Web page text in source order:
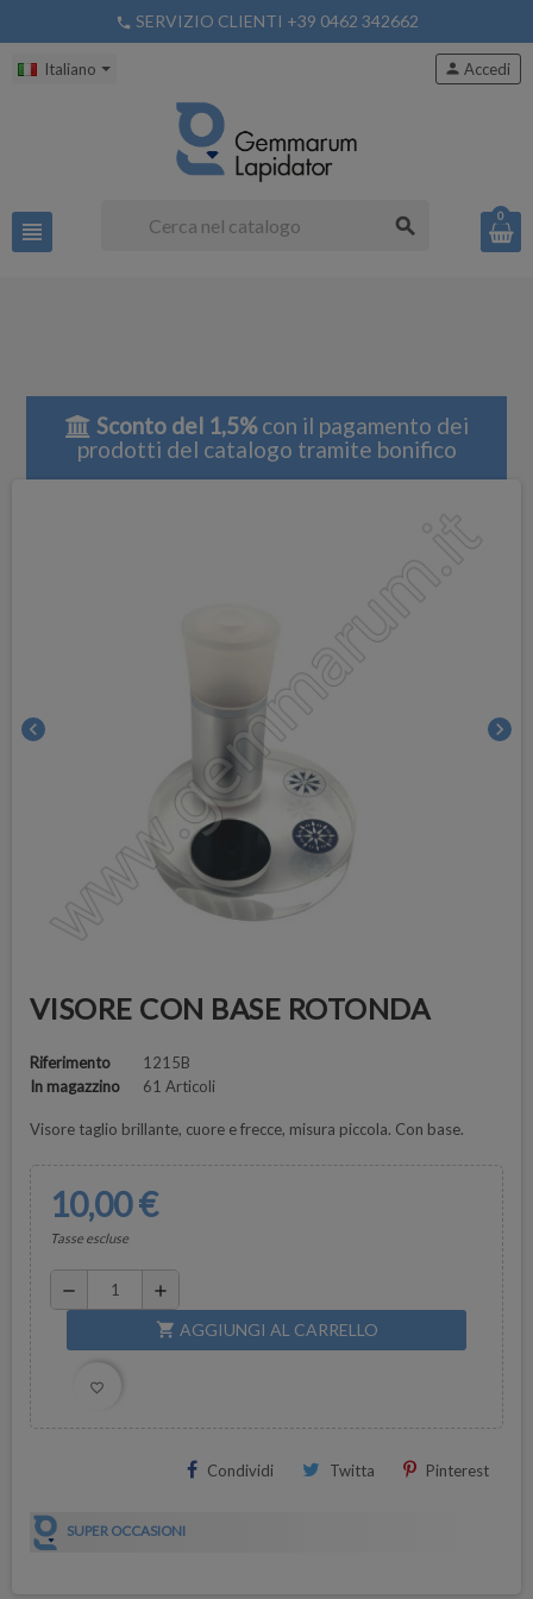
phone SERVIZIO CLIENTI +39 0462 342662
Italiano
view_headline search
person Accedi
0
Sconto del 1,5%con il pagamento dei
prodotti del catalogo tramite bonifico
chevron_left chevron_right
VISORE CON BASE ROTONDA
Riferimento
1215B
In magazzino
61 Articoli
Visore taglio brillante, cuore e frecce, misura piccola. Con base.
10,00 €
Tasse escluse
remove add
shopping_cart AGGIUNGI AL CARRELLO
favorite_border
Condividi Twitta Pinterest
SUPER OCCASIONI